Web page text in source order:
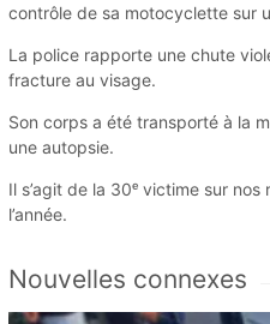
contrôle de sa motocyclette sur
La police rapporte une chute
fracture au visage.
Son corps a été transporté à la
une autopsie.
Il s’agit de la 30ᵉ victime sur
l’année.
Nouvelles connexes